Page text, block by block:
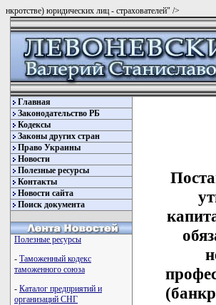
нкротстве) юридических лиц - страхователей" />
Главная
Законодательство РБ
Кодексы
Законы других стран
Право Украины
Новости
Полезные ресурсы
Контакты
Новости сайта
Поиск документа
Полезные ресурсы
- Таможенный кодекс
таможенного союза
- Каталог предприятий и
организаций СНГ